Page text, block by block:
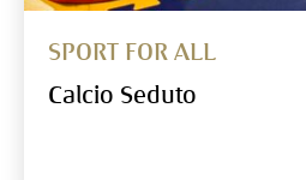
SPORT FOR ALL
Calcio Seduto